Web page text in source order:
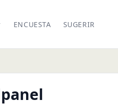
ENCUESTA SUGERIR